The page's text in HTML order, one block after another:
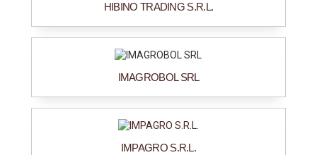
HIBINO TRADING S.R.L.
IMAGROBOL SRL
IMPAGRO S.R.L.